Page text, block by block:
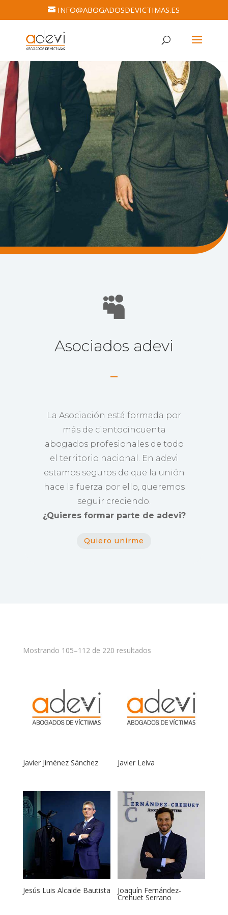
INFO@ABOGADOSDEVICTIMAS.ES

Asociados adevi
La Asociación está formada por
más de cientocincuenta
abogados profesionales de todo
el territorio nacional. En adevi
estamos seguros de que la unión
hace la fuerza por ello, queremos
seguir creciendo.
¿Quieres formar parte de adevi?
Quiero unirme
Mostrando 105–112 de 220 resultados
Javier Jiménez Sánchez Javier Leiva
Jesús Luis Alcaide Bautista Joaquín Fernández-
Crehuet Serrano